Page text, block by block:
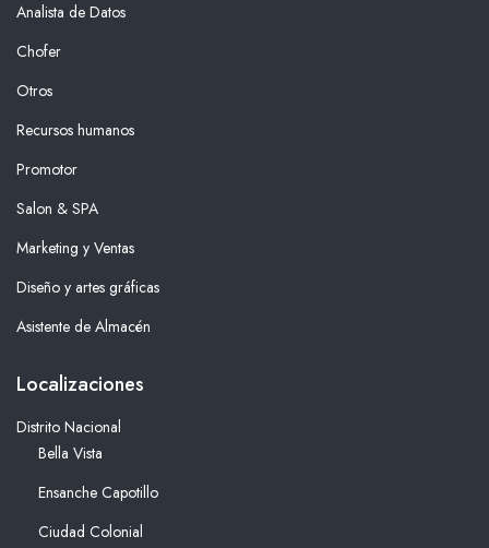
Analista de Datos
Chofer
Otros
Recursos humanos
Promotor
Salon & SPA
Marketing y Ventas
Diseño y artes gráficas
Asistente de Almacén
Localizaciones
Distrito Nacional
Bella Vista
Ensanche Capotillo
Ciudad Colonial